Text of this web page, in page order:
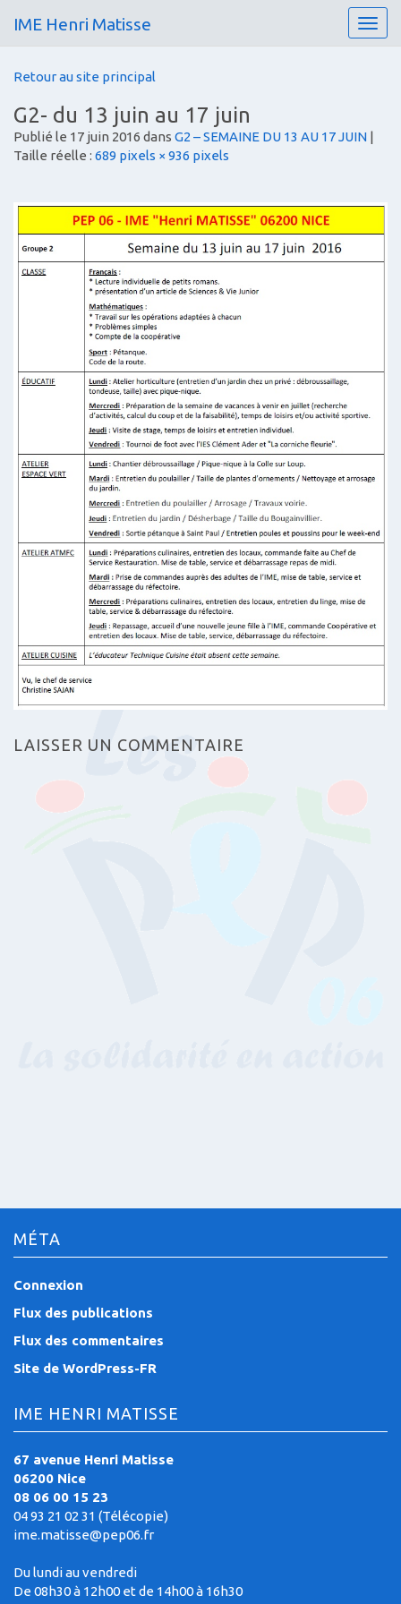
T
o
g
a
IME Henri Matisse
Retour au site principal
G2- du 13 juin au 17 juin
Publié le 17 juin 2016 dans G2 – SEMAINE DU 13 AU 17 JUIN |
Taille réelle : 689 pixels × 936 pixels
LAISSER UN COMMENTAIRE
MÉTA
Connexion
Flux des publications
Flux des commentaires
Site de WordPress-FR
IME HENRI MATISSE
67 avenue Henri Matisse
06200 Nice
08 06 00 15 23
04 93 21 02 31 (Télécopie)
ime.matisse@pep06.fr
Du lundi au vendredi
De 08h30 à 12h00 et de 14h00 à 16h30